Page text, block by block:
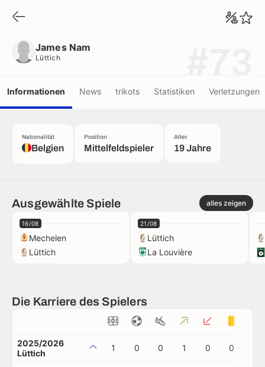
James Nam
Lüttich
Informationen News trikots Statistiken Verletzungen
Nationalität
Belgien
Position
Mittelfeldspieler
Alter
19 Jahre
Ausgewählte Spiele alles zeigen
16/08
Mechelen
Lüttich
21/08
Lüttich
La Louvière
Die Karriere des Spielers
2025/2026
Lüttich
1 0 0 1 0 0